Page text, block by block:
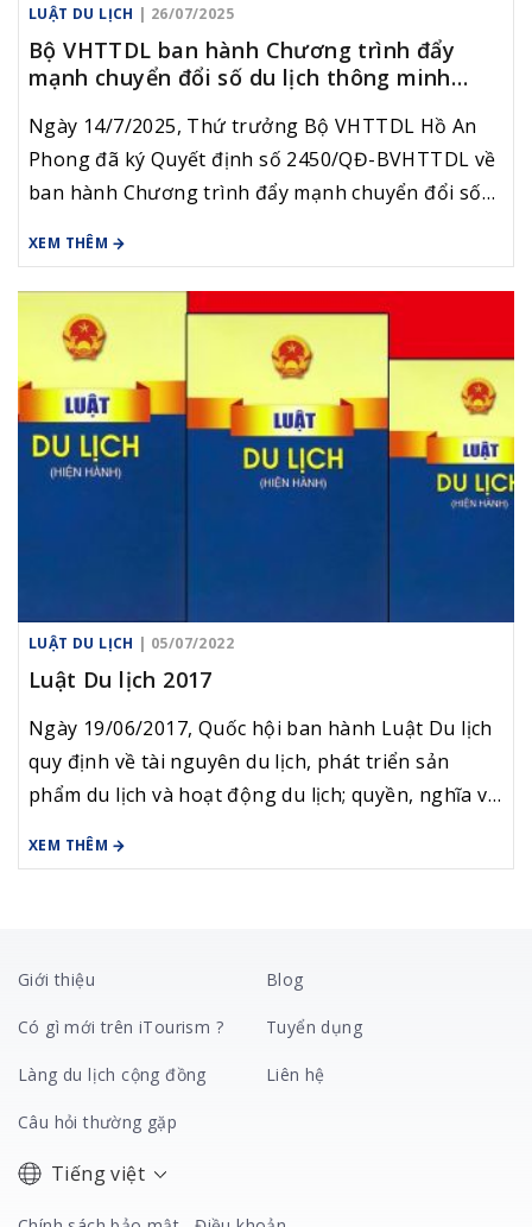
LUẬT DU LỊCH | 26/07/2025
Bộ VHTTDL ban hành Chương trình đẩy
mạnh chuyển đổi số du lịch thông minh
Ngày 14/7/2025, Thứ trưởng Bộ VHTTDL Hồ An
Phong đã ký Quyết định số 2450/QĐ-BVHTTDL về
ban hành Chương trình đẩy mạnh chuyển đổi số
XEM THÊM
LUẬT DU LỊCH | 05/07/2022
Luật Du lịch 2017
Ngày 19/06/2017, Quốc hội ban hành Luật Du lịch
quy định về tài nguyên du lịch, phát triển sản
phẩm du lịch và hoạt động du lịch; quyền, nghĩa vụ
lịch, cơ quan, tổ chức, cá nhân khác, cộng đồng
XEM THÊM
Giới thiệu Blog
Có gì mới trên iTourism ? Tuyển dụng
Làng du lịch cộng đồng Liên hệ
Câu hỏi thường gặp
Tiếng việt